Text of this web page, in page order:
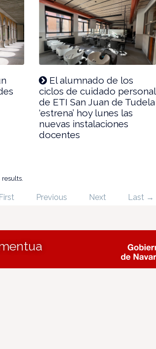
El alumnado de los
ciclos de cuidado personal
de ETI San Juan de Tudela
‘estrena’ hoy lunes las
nuevas instalaciones
docentes
Previous Next Last →